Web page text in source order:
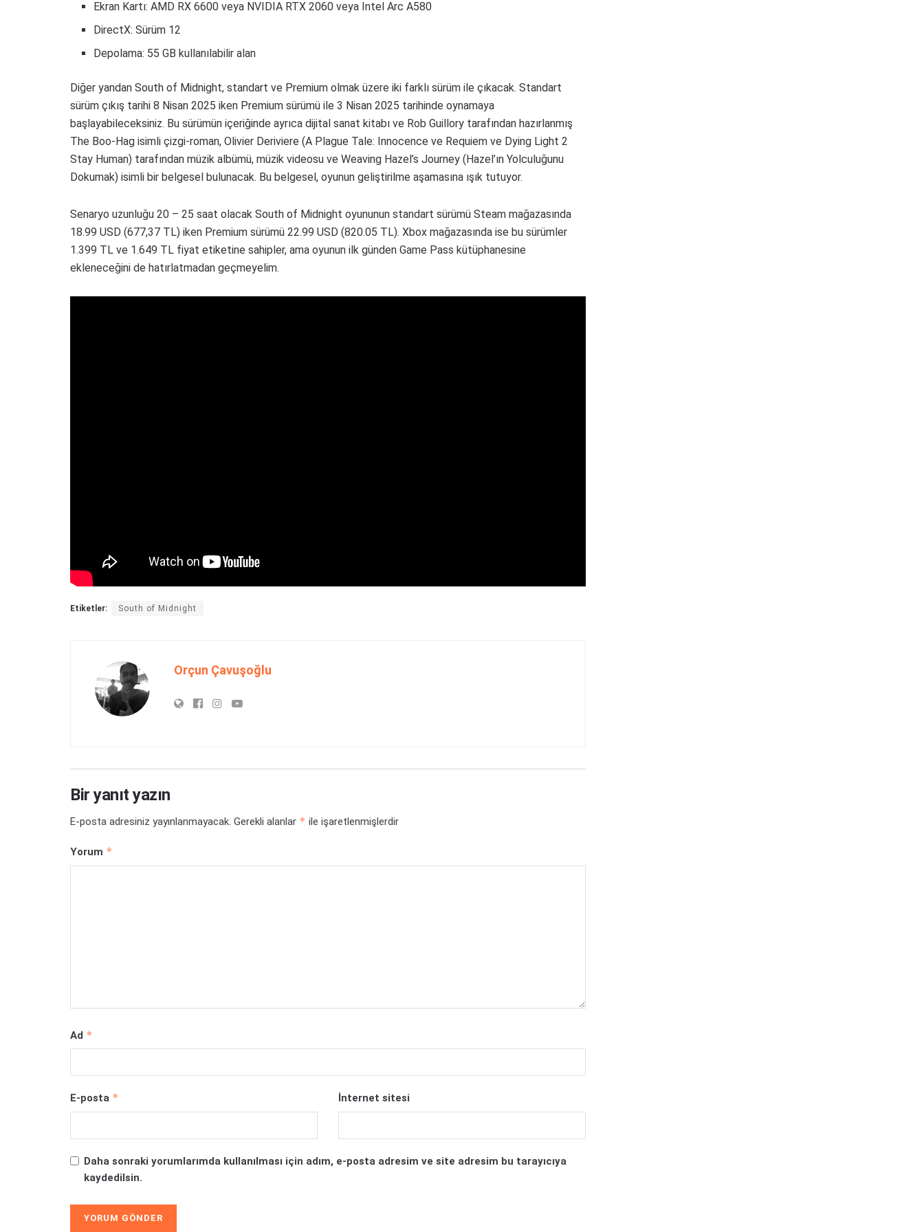
Ekran Kartı: AMD RX 6600 veya NVIDIA RTX 2060 veya Intel Arc A580
DirectX: Sürüm 12
Depolama: 55 GB kullanılabilir alan
Diğer yandan South of Midnight, standart ve Premium olmak üzere iki farklı sürüm ile çıkacak. Standart
sürüm çıkış tarihi 8 Nisan 2025 iken Premium sürümü ile 3 Nisan 2025 tarihinde oynamaya
başlayabileceksiniz. Bu sürümün içeriğinde ayrıca dijital sanat kitabı ve Rob Guillory tarafından hazırlanmış
The Boo-Hag isimli çizgi-roman, Olivier Deriviere (A Plague Tale: Innocence ve Requiem ve Dying Light 2
Stay Human) tarafından müzik albümü, müzik videosu ve Weaving Hazel’s Journey (Hazel’ın Yolculuğunu
Dokumak) isimli bir belgesel bulunacak. Bu belgesel, oyunun geliştirilme aşamasına ışık tutuyor.
Senaryo uzunluğu 20 – 25 saat olacak South of Midnight oyununun standart sürümü Steam mağazasında
18.99 USD (677,37 TL) iken Premium sürümü 22.99 USD (820.05 TL). Xbox mağazasında ise bu sürümler
1.399 TL ve 1.649 TL fiyat etiketine sahipler, ama oyunun ilk günden Game Pass kütüphanesine
ekleneceğini de hatırlatmadan geçmeyelim.
Etiketler: South of Midnight
Orçun Çavuşoğlu
Bir yanıt yazın
E-posta adresiniz yayınlanmayacak. Gerekli alanlar * ile işaretlenmişlerdir
Yorum *
Ad *
E-posta * İnternet sitesi
Daha sonraki yorumlarımda kullanılması için adım, e-posta adresim ve site adresim bu tarayıcıya
kaydedilsin.